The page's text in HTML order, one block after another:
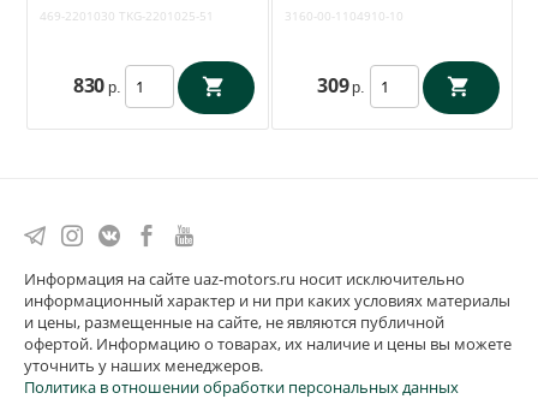
469-2201030 TKG-2201025-51
830 р.
3160-00-1104910-10
309 р.
Информация на сайте uaz-motors.ru носит исключительно
информационный характер и ни при каких условиях материалы
и цены, размещенные на сайте, не являются публичной
офертой. Информацию о товарах, их наличие и цены вы можете
уточнить у наших менеджеров.
Политика в отношении обработки персональных данных